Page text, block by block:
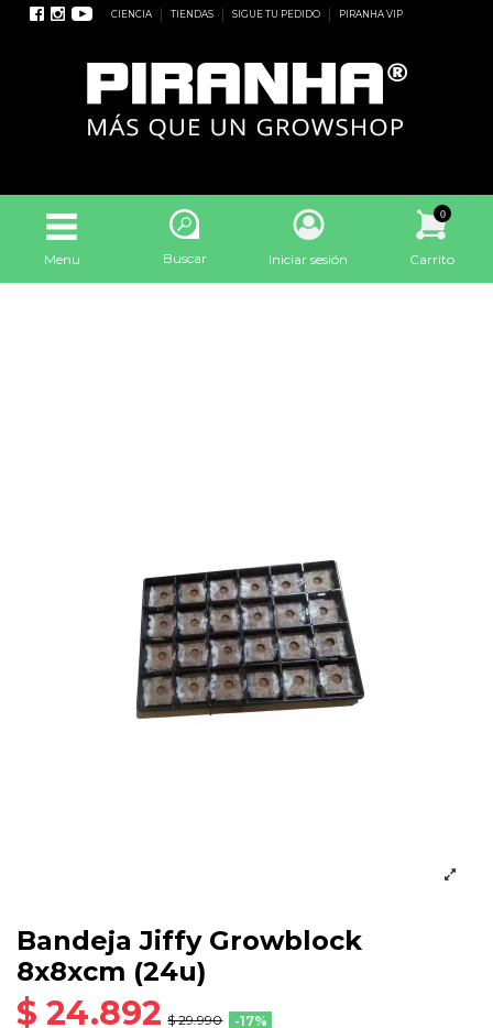
CIENCIA TIENDAS SIGUE TU PEDIDO PIRANHA VIP
Menu Buscar Iniciar sesión
0
Carrito
Bandeja Jiffy Growblock
8x8xcm (24u)
$ 24.892 $ 29.990 -17%